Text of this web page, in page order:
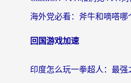
回国游戏加速